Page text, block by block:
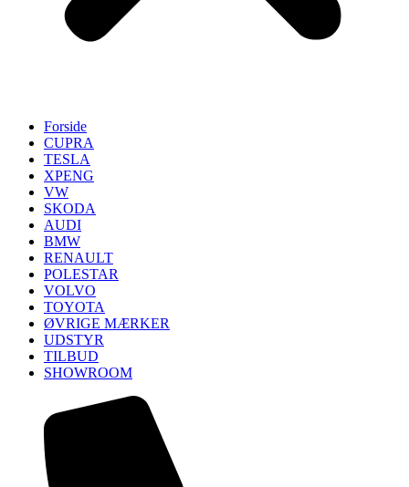
Forside
CUPRA
TESLA
XPENG
VW
SKODA
AUDI
BMW
RENAULT
POLESTAR
VOLVO
TOYOTA
ØVRIGE MÆRKER
UDSTYR
TILBUD
SHOWROOM